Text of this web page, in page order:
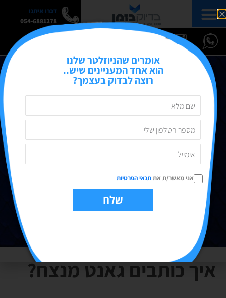
דברו איתנו
054-6881278
איך כותבים גאנט מנצח?
אומרים שהניוזלטר שלנו
הוא אחד המעניינים שיש..
רוצה לבדוק בעצמך?
אני מאשר/ת אתתנאי הפרטיות
שלח